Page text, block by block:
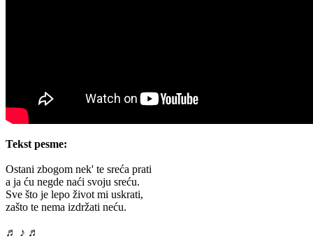
Tekst pesme:
Ostani zbogom nek' te sreća prati
a ja ću negde naći svoju sreću.
Sve što je lepo život mi uskrati,
zašto te nema izdržati neću.
♬ ♪ ♬